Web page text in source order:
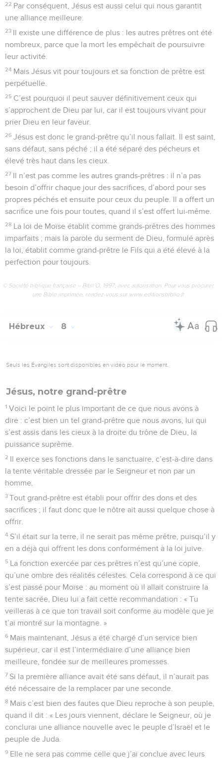
22 Par conséquent, Jésus est aussi celui qui nous garantit
une alliance meilleure.
23 Il existe une différence de plus : les autres prêtres ont été
nombreux, parce que la mort les empêchait de poursuivre
leur activité.
24 Mais Jésus vit pour toujours et sa fonction de prêtre est
perpétuelle.
25 C’est pourquoi il peut sauver définitivement ceux qui
s’approchent de Dieu par lui, car il est toujours vivant pour
prier Dieu en leur faveur.
26 Jésus est donc le grand-prêtre qu’il nous fallait. Il est saint,
sans défaut, sans péché ; il a été séparé des pécheurs et
élevé très haut dans les cieux.
27 Il n’est pas comme les autres grands-prêtres : il n’a pas
besoin d’offrir chaque jour des sacrifices, d’abord pour ses
propres péchés et ensuite pour ceux du peuple. Il a offert un
sacrifice une fois pour toutes, quand il s’est offert lui-même.
28 La loi de Moïse établit comme grands-prêtres des hommes
imparfaits ; mais la parole du serment de Dieu, formulé après
la loi, établit comme grand-prêtre le Fils qui a été élevé à la
perfection pour toujours.
© Société biblique française – Bibli’O, 1997, avec autorisation. Pour vous procurer
une Bible imprimée, rendez-vous sur www.editionsbiblio.fr
Hébreux 8
Seuls les Évangiles sont disponibles en vidéo pour le moment.
Jésus, notre grand-prêtre
1 Voici le point le plus important de ce que nous avons à
dire : c’est bien un tel grand-prêtre que nous avons, lui qui
s’est assis dans les cieux à la droite du trône de Dieu, la
puissance suprême.
2 Il exerce ses fonctions dans le sanctuaire, c’est-à-dire dans
la tente véritable dressée par le Seigneur et non par un
homme.
3 Tout grand-prêtre est établi pour offrir des dons et des
sacrifices ; il faut donc que le nôtre ait aussi quelque chose à
offrir.
4 S’il était sur la terre, il ne serait pas même prêtre, puisqu’il y
en a déjà qui offrent les dons conformément à la loi juive.
5 La fonction exercée par ces prêtres n’est qu’une copie,
qu’une ombre des réalités célestes. Cela correspond à ce qui
s’est passé pour Moïse : au moment où il allait construire la
tente sacrée, Dieu lui a fait cette recommandation : « Tu
veilleras à ce que ton travail soit conforme au modèle que je
t’ai montré sur la montagne. »
6 Mais maintenant, Jésus a été chargé d’un service bien
supérieur, car il est l’intermédiaire d’une alliance bien
meilleure, fondée sur de meilleures promesses.
7 Si la première alliance avait été sans défaut, il n’aurait pas
été nécessaire de la remplacer par une seconde.
8 Mais c’est bien des fautes que Dieu reproche à son peuple,
quand il dit : « Les jours viennent, déclare le Seigneur, où je
conclurai une alliance nouvelle avec le peuple d’Israël et le
peuple de Juda.
9 Elle ne sera pas comme celle que j’ai conclue avec leurs